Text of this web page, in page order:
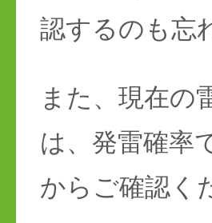
認するのも忘
また、現在の
は、発雷確率
からご確認く